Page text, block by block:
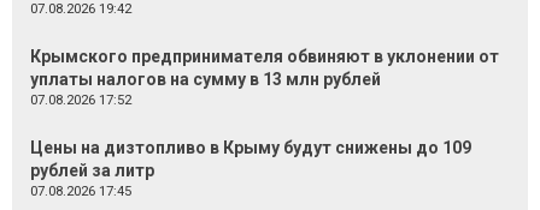
07.08.2026 19:42
Крымского предпринимателя обвиняют в уклонении от
уплаты налогов на сумму в 13 млн рублей
07.08.2026 17:52
Цены на дизтопливо в Крыму будут снижены до 109
рублей за литр
07.08.2026 17:45